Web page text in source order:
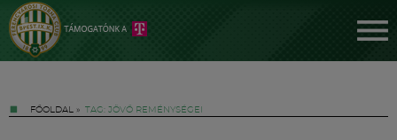
FŐOLDAL » TAG: JÖVŐ REMÉNYSÉGEI